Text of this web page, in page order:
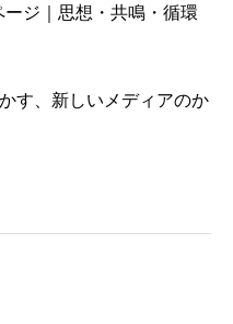
ージ｜思想・共鳴・循環
す、新しいメディアのか